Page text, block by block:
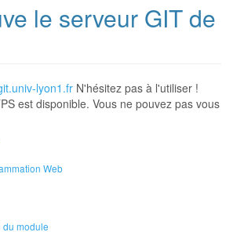
le serveur GIT de
lyon1.fr N'hésitez pas à l'utiliser !
est disponible. Vous ne pouvez pas vous
Web
du module